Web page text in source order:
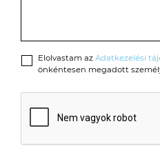
Elolvastam az Adatkezelési
önkéntesen megadott